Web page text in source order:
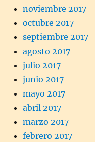
noviembre 2017
octubre 2017
septiembre 2017
agosto 2017
julio 2017
junio 2017
mayo 2017
abril 2017
marzo 2017
febrero 2017